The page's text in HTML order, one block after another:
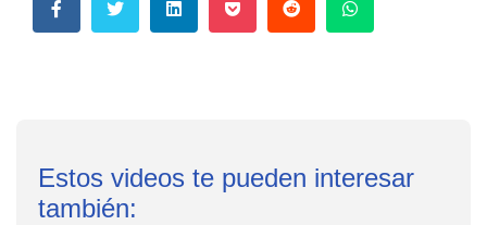
Estos videos te pueden interesar
también: